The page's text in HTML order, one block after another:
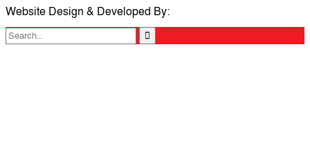
Website Design & Developed By: